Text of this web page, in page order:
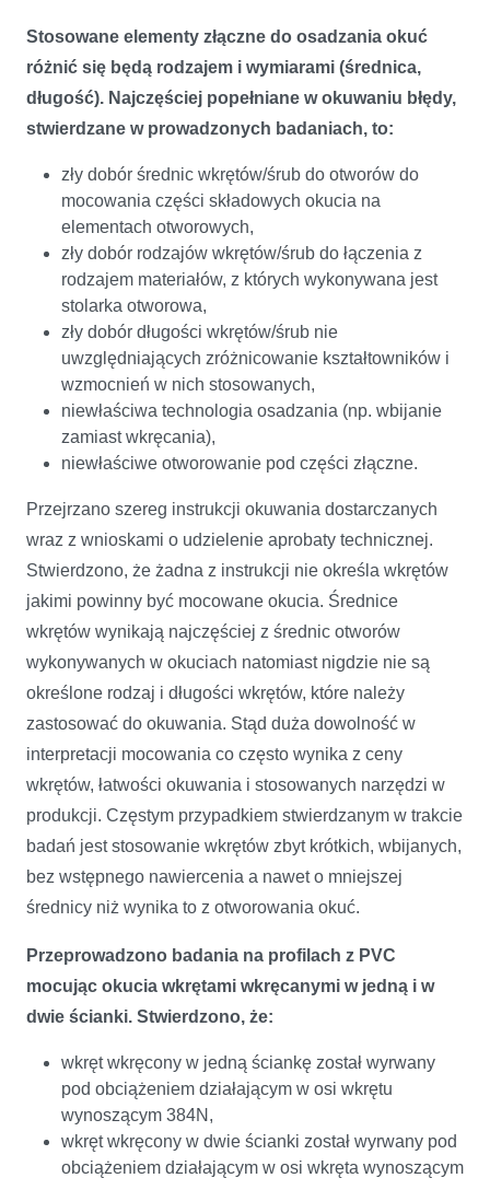
Stosowane elementy złączne do osadzania okuć
różnić się będą rodzajem i wymiarami (średnica,
długość). Najczęściej popełniane w okuwaniu błędy,
stwierdzane w prowadzonych badaniach, to:
zły dobór średnic wkrętów/śrub do otworów do
mocowania części składowych okucia na
elementach otworowych,
zły dobór rodzajów wkrętów/śrub do łączenia z
rodzajem materiałów, z których wykonywana jest
stolarka otworowa,
zły dobór długości wkrętów/śrub nie
uwzględniających zróżnicowanie kształtowników i
wzmocnień w nich stosowanych,
niewłaściwa technologia osadzania (np. wbijanie
zamiast wkręcania),
niewłaściwe otworowanie pod części złączne.
Przejrzano szereg instrukcji okuwania dostarczanych
wraz z wnioskami o udzielenie aprobaty technicznej.
Stwierdzono, że żadna z instrukcji nie określa wkrętów
jakimi powinny być mocowane okucia. Średnice
wkrętów wynikają najczęściej z średnic otworów
wykonywanych w okuciach natomiast nigdzie nie są
określone rodzaj i długości wkrętów, które należy
zastosować do okuwania. Stąd duża dowolność w
interpretacji mocowania co często wynika z ceny
wkrętów, łatwości okuwania i stosowanych narzędzi w
produkcji. Częstym przypadkiem stwierdzanym w trakcie
badań jest stosowanie wkrętów zbyt krótkich, wbijanych,
bez wstępnego nawiercenia a nawet o mniejszej
średnicy niż wynika to z otworowania okuć.
Przeprowadzono badania na profilach z PVC
mocując okucia wkrętami wkręcanymi w jedną i w
dwie ścianki. Stwierdzono, że:
wkręt wkręcony w jedną ściankę został wyrwany
pod obciążeniem działającym w osi wkrętu
wynoszącym 384N,
wkręt wkręcony w dwie ścianki został wyrwany pod
obciążeniem działającym w osi wkręta wynoszącym